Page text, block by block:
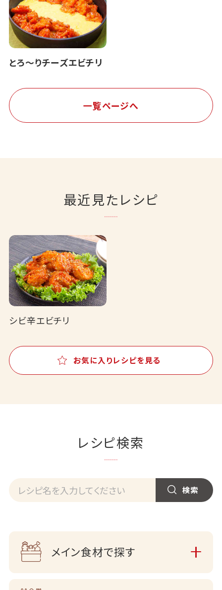
とろ～りチーズエビチリ
一覧ページへ
最近見たレシピ
シビ辛エビチリ
お気に入りレシピを見る
レシピ検索
メイン食材で探す